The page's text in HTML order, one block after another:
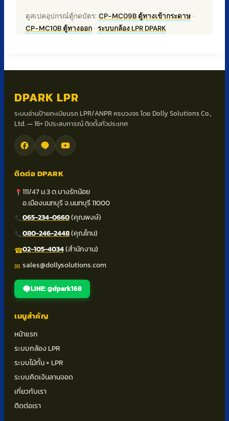
ดูสเปคอุปกรณ์ตู้กดบัตร: CP-MC09B ตู้ทางเข้ากระดาษ·
CP-MC10B ตู้ทางออก· ระบบกล้อง LPR DPARK
DPARK LPR
ระบบอ่านป้ายทะเบียนรถ LPR/ANPR ครบวงจร โดย Dolly Solutions Co.,
Ltd. — 16+ ปีประสบการณ์ ติดตั้งทั่วประเทศ
ติดต่อ DPARK
111/47 ม.3 ต.บางรักน้อย
อ.เมืองนนทบุรี จ.นนทบุรี 11000
065-234-0660(คุณพงษ์)
080-246-2448(คุณโทน)
☎02-105-4034(สำนักงาน)
✉ sales@dollysolutions.com
LINE: @dpark168
เมนูสำคัญ
หน้าแรก
ระบบกล้อง LPR
ระบบไม้กั้น + LPR
ระบบคิดเงินลานจอด
เกี่ยวกับเรา
ติดต่อเรา